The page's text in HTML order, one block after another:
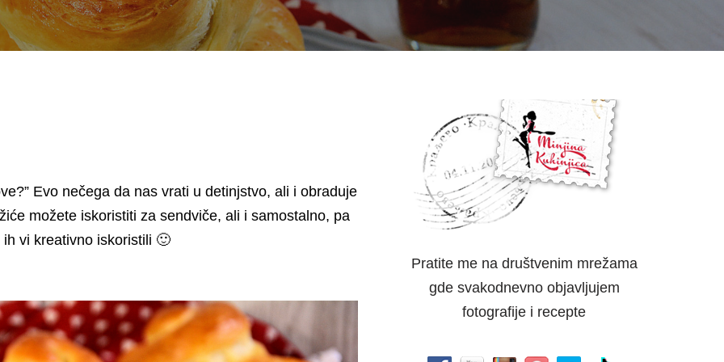
Evo nečega da nas vrati u detinjstvo, ali i obraduje
možete iskoristiti za sendviče, ali i samostalno, pa
vi kreativno iskoristili 🙂
Pratite me na društvenim mrežama
gde svakodnevno objavljujem
fotografije i recepte